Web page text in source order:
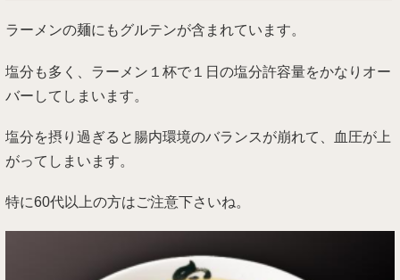
ラーメンの麺にもグルテンが含まれています。
塩分も多く、ラーメン１杯で１日の塩分許容量をかなりオー
バーしてしまいます。
塩分を摂り過ぎると腸内環境のバランスが崩れて、血圧が上
がってしまいます。
特に60代以上の方はご注意下さいね。